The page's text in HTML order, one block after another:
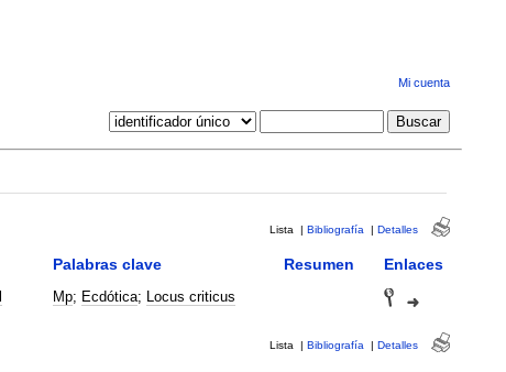
Mi cuenta
Lista | Bibliografía | Detalles
Palabras clave Resumen Enlaces
Mp; Ecdótica; Locus criticus
Lista | Bibliografía | Detalles